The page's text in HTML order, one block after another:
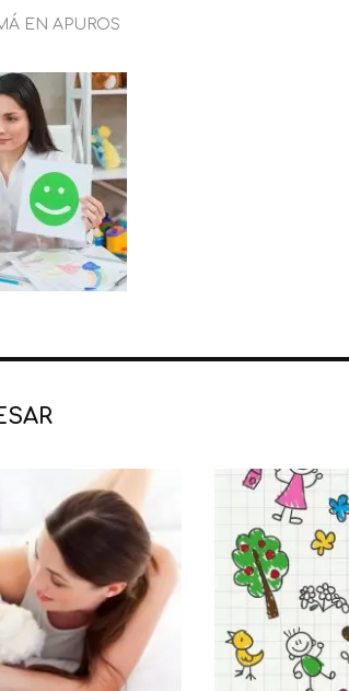
Psicología niños
la tecnología y los niños
EN APUROS